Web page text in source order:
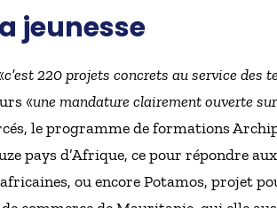
jeunesse
c’est 220 projets concrets au service des
«une mandature clairement ouverte
le programme de formations
pays d’Afrique, ce pour répondre
ou encore Potamos, projet